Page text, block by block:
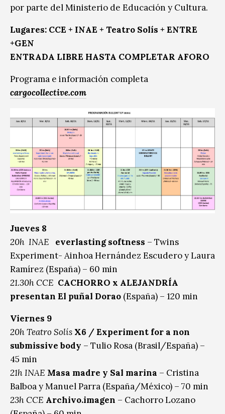
por parte del Ministerio de Educación y Cultura.
Lugares: CCE + INAE + Teatro Solís + ENTRE
+GEN
ENTRADA LIBRE HASTA COMPLETAR AFORO
Programa e información completa
cargocollective.com
Jueves 8
20h INAE
everlasting softness – Twins
Experiment- Ainhoa Hernández Escudero y Laura
Ramírez (España) – 60 min
21.30h CCE CACHORRO x ALEJANDRÍA
presentan El puñal Dorao (España) – 120 min
Viernes 9
20h Teatro Solís X6 / Experiment for a non
submissive body – Tulio Rosa (Brasil/España) –
45 min
21h INAE Masa madre y Sal marina – Cristina
Balboa y Manuel Parra (España/México) – 70 min
23h CCE Archivo.imagen – Cachorro Lozano